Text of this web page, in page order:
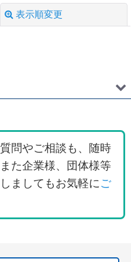
表示順変更
商品)
ス600
長
リデービザ
問やご相談も、随時
た企業様、団体様等
ましてもお気軽にご